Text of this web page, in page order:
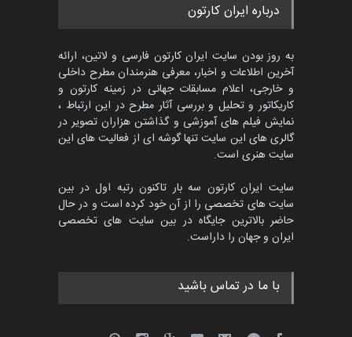
مسابقۀ بین‌المللی کارتون و
کاریکاتور «البغلی…
پنجمین مسابقۀ بین‌المللی
کارتون CARTUNION ، …
مهلت 3 ماه دیگر
جشنواره بین‌المللی کارتون
مدارس پرتغال، ۲۰۲۷
مهلت
درباره ایران کارتون
به روز بودن سایت ایران کارتون فارسی و لاتین، ارائه
آخرین اطلاعات و اخبار، معرفی هنرمندان مطرح داخلی
و خارجی، اعلام مسابقات جهانی در زمینه کارتون و
کاریکاتور و تحلیل و بررسی آثار مطرح در این ارتباط ،
نمایش فیلم های آموزشی و گذاشتن هزاران تصویر در
گالری های این سایت تنها گوشه ای از فعالیت های این
سایت هنری است.
سایت ایران کارتون سه بار تاکنون رتبه اول در بین
سایت های تخصصی را از آن خود کرده است و در حال
حاضر بالاترین جایگاه در بین سایت های تخصصی
ایران و جهان را داراست.
با ما در تماس باشید